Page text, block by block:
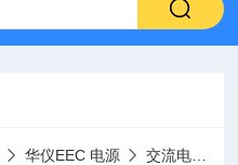
华仪EEC 电源 交流电源